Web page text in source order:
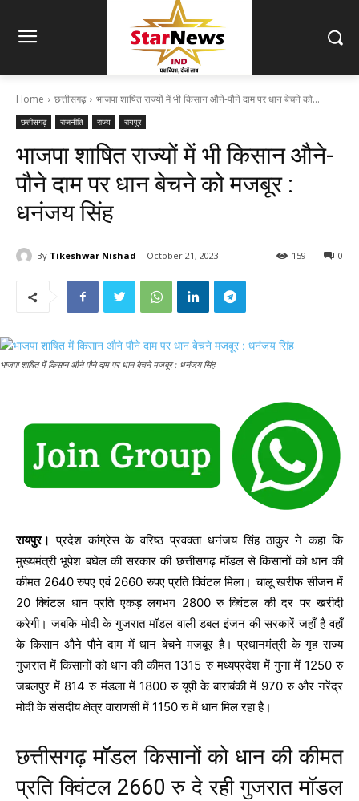
Home छत्तीसगढ़ भाजपा शाषित राज्यों में भी किसान औने-पौने दाम पर धान बेचने को...
छत्तीसगढ़ राजनीति राज्य रायपुर
भाजपा शाषित राज्यों में भी किसान औने-
पौने दाम पर धान बेचने को मजबूर :
धनंजय सिंह
By Tikeshwar Nishad October 21, 2023 0
159
भाजपा शाषित में किसान औने पौने दाम पर धान बेचने मजबूर : धनंजय सिंह
रायपुर। प्रदेश कांग्रेस के वरिष्ठ प्रवक्ता धनंजय सिंह ठाकुर ने कहा कि
मुख्यमंत्री भूपेश बघेल की सरकार की छत्तीसगढ़ मॉडल से किसानों को धान की
कीमत 2640 रुपए एवं 2660 रुपए प्रति क्विंटल मिला। चालू खरीफ सीजन में
20 क्विंटल धान प्रति एकड़ लगभग 2800 रु क्विंटल की दर पर खरीदी
करेगी। जबकि मोदी के गुजरात मॉडल वाली डबल इंजन की सरकारें जहाँ है वहाँ
के किसान औने पौने दाम में धान बेचने मजबूर है। प्रधानमंत्री के गृह राज्य
गुजरात में किसानों को धान की कीमत 1315 रु मध्यप्रदेश में गुना में 1250 रु
जबलपुर में 814 रु मंडला में 1800 रु यूपी के बाराबंकी में 970 रु और नरेंद्र
मोदी के संसदीय क्षेत्र वाराणसी में 1150 रु में धान मिल रहा है।
छत्तीसगढ़ मॉडल किसानों को धान की कीमत
प्रति क्विंटल 2660 रु दे रही गुजरात मॉडल